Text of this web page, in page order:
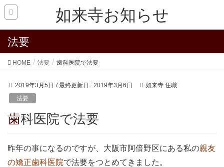
如来寺お知らせ
法要
HOME 法要 歯科医院で法要
2019年3月5日 / 最終更新日 : 2019年3月6日
如来寺 住職
法要
歯科医院で法要
昨年の事になるのですが、大阪市阿倍野区にある私の親友
の矯正歯科医院で法要をつとめてきました。